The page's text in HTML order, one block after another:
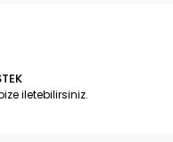
iletebilirsiniz.